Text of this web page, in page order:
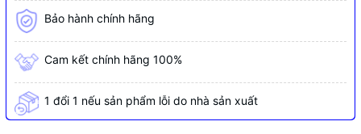
Bảo hành chính hãng
Cam kết chính hãng 100%
1 đổi 1 nếu sản phẩm lỗi do nhà sản xuất